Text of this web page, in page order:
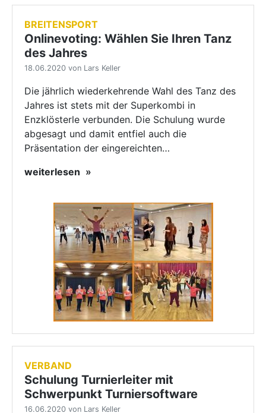
BREITENSPORT
Onlinevoting: Wählen Sie Ihren Tanz
des Jahres
18.06.2020 von Lars Keller
Die jährlich wiederkehrende Wahl des Tanz des
Jahres ist stets mit der Superkombi in
Enzklösterle verbunden. Die Schulung wurde
abgesagt und damit entfiel auch die
Präsentation der eingereichten…
weiterlesen
VERBAND
Schulung Turnierleiter mit
Schwerpunkt Turniersoftware
16.06.2020 von Lars Keller